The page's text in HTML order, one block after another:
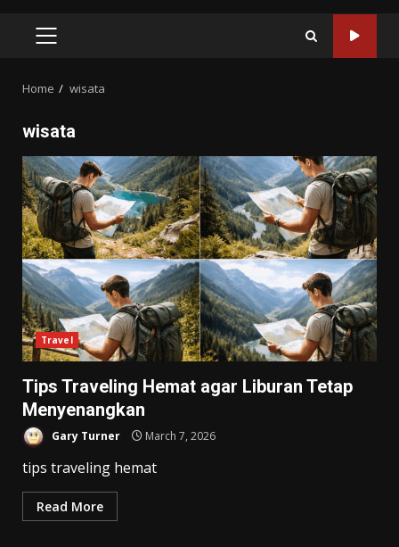
PRIMARY
Home wisata
wisata
Travel
Tips Traveling Hemat agar Liburan Tetap
Menyenangkan
Gary Turner March 7, 2026
tips traveling hemat
Read More